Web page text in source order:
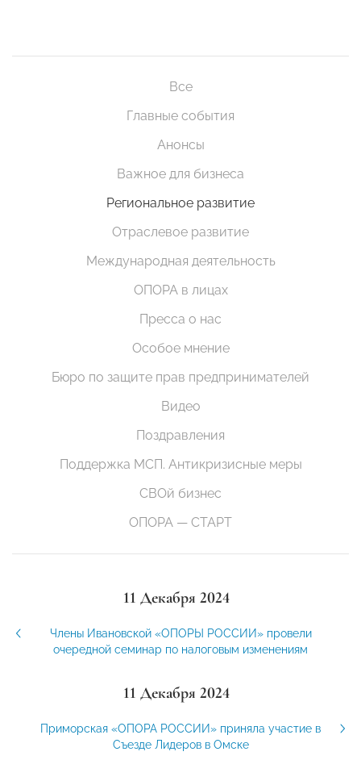
Все
Главные события
Анонсы
Важное для бизнеса
Региональное развитие
Отраслевое развитие
Международная деятельность
ОПОРА в лицах
Пресса о нас
Особое мнение
Бюро по защите прав предпринимателей
Видео
Поздравления
Поддержка МСП. Антикризисные меры
СВОй бизнес
ОПОРА — СТАРТ
11 Декабря 2024
Члены Ивановской «ОПОРЫ РОССИИ» провели
очередной семинар по налоговым изменениям
11 Декабря 2024
Приморская «ОПОРА РОССИИ» приняла участие в
Съезде Лидеров в Омске